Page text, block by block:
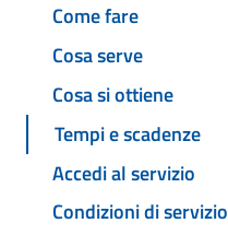
Come fare
Cosa serve
Cosa si ottiene
Tempi e scadenze
Accedi al servizio
Condizioni di servizio